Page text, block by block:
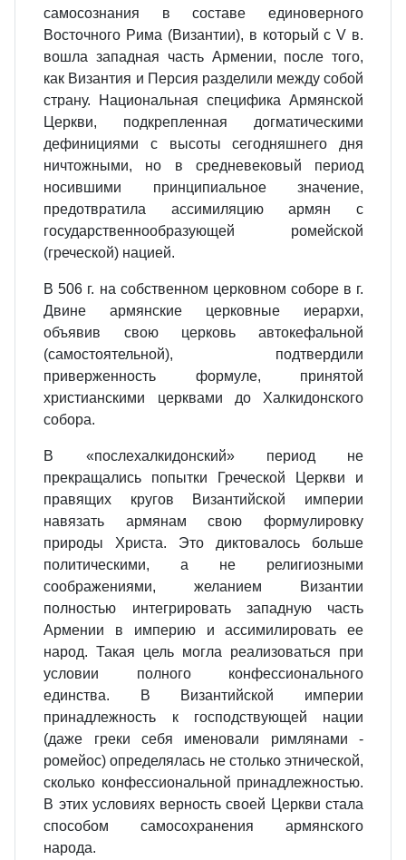
самосознания в составе единоверного
Восточного Рима (Византии), в который с V в.
вошла западная часть Армении, после того,
как Византия и Персия разделили между собой
страну. Национальная специфика Армянской
Церкви, подкрепленная догматическими
дефинициями с высоты сегодняшнего дня
ничтожными, но в средневековый период
носившими принципиальное значение,
предотвратила ассимиляцию армян с
государственнообразующей ромейской
(греческой) нацией.
В 506 г. на собственном церковном соборе в г.
Двине армянские церковные иерархи,
объявив свою церковь автокефальной
(самостоятельной), подтвердили
приверженность формуле, принятой
христианскими церквами до Халкидонского
собора.
В «послехалкидонский» период не
прекращались попытки Греческой Церкви и
правящих кругов Византийской империи
навязать армянам свою формулировку
природы Христа. Это диктовалось больше
политическими, а не религиозными
соображениями, желанием Византии
полностью интегрировать западную часть
Армении в империю и ассимилировать ее
народ. Такая цель могла реализоваться при
условии полного конфессионального
единства. В Византийской империи
принадлежность к господствующей нации
(даже греки себя именовали римлянами -
ромейос) определялась не столько этнической,
сколько конфессиональной принадлежностью.
В этих условиях верность своей Церкви стала
способом самосохранения армянского
народа.